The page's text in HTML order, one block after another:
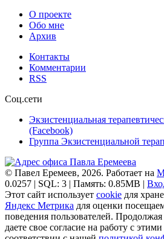
О проекте
Обо мне
Архив
Контакты
Комментарии
RSS
Соц.сети
Экзистенциальная
(Facebook)
Группа Экзистенциальной
© Павел Еремеев, 2026. Работает на
0.0257 | SQL: 3 | Память: 0.85MB
Этот сайт использует cookie для
Яндекс Метрика для оценки
поведения пользователей.
даете свое согласие на работу с